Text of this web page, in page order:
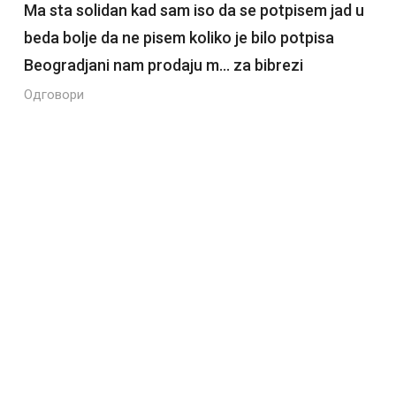
Ma sta solidan kad sam iso da se potpisem jad u
beda bolje da ne pisem koliko je bilo potpisa
Beogradjani nam prodaju m… za bibrezi
Одговори